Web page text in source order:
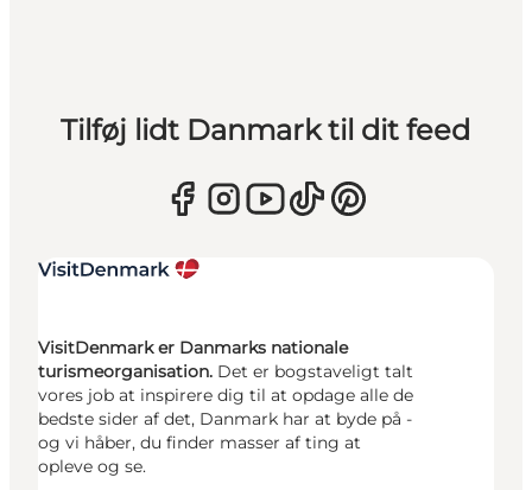
Tilføj lidt Danmark til dit feed
VisitDenmark er Danmarks nationale
turismeorganisation. Det er bogstaveligt talt
vores job at inspirere dig til at opdage alle de
bedste sider af det, Danmark har at byde på -
og vi håber, du finder masser af ting at
opleve og se.